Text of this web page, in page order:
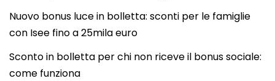
Nuovo bonus luce in bolletta: sconti per le famiglie
con Isee fino a 25mila euro
Sconto in bolletta per chi non riceve il bonus sociale:
come funziona